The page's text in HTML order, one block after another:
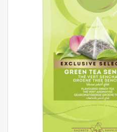
Bonbons pour la bonbonnière
Rouleaux de caisse thermiques
Cadeaux d'entreprise